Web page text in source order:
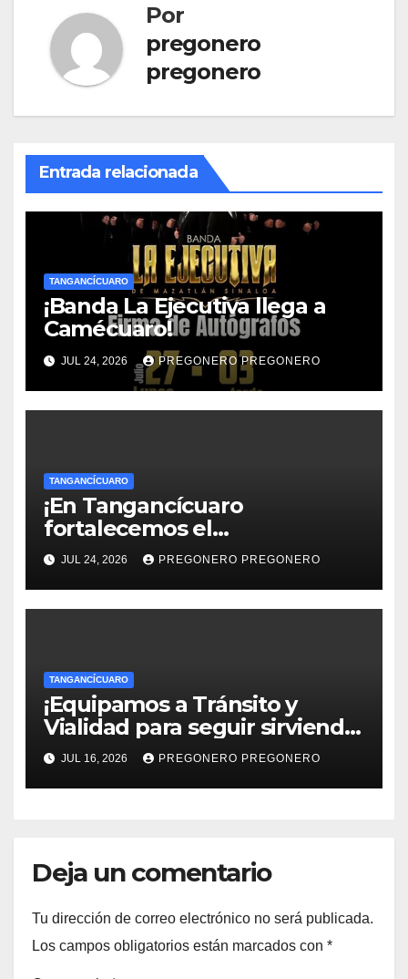
Por
pregonero
pregonero
Entrada relacionada
TANGANCÍCUARO
¡Banda La Ejecutiva llega a
Camécuaro!
JUL 24, 2026 PREGONERO PREGONERO
TANGANCÍCUARO
¡En Tangancícuaro
fortalecemos el
aprovechamiento del agua
para el campo!
JUL 24, 2026 PREGONERO PREGONERO
TANGANCÍCUARO
¡Equipamos a Tránsito y
Vialidad para seguir sirviendo
a la ciudadanía..!
JUL 16, 2026 PREGONERO PREGONERO
Deja un comentario
Tu dirección de correo electrónico no será publicada.
Los campos obligatorios están marcados con *